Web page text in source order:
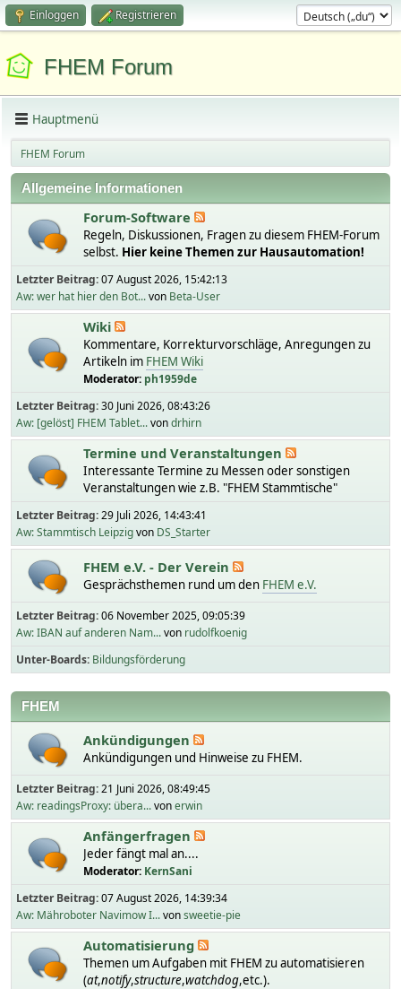
Einloggen Registrieren
FHEM Forum
Hauptmenü
FHEM Forum
Allgemeine Informationen
Forum-Software
Regeln, Diskussionen, Fragen zu diesem FHEM-Forum
selbst. Hier keine Themen zur Hausautomation!
Letzter Beitrag:07 August 2026, 15:42:13
Aw: wer hat hier den Bot...von Beta-User
Wiki
Kommentare, Korrekturvorschläge, Anregungen zu
Artikeln im FHEM Wiki
Moderator: ph1959de
Letzter Beitrag:30 Juni 2026, 08:43:26
Aw: [gelöst] FHEM Tablet...vondrhirn
Termine und Veranstaltungen
Interessante Termine zu Messen oder sonstigen
Veranstaltungen wie z.B. "FHEM Stammtische"
Letzter Beitrag:29 Juli 2026, 14:43:41
Aw: Stammtisch Leipzigvon DS_Starter
FHEM e.V. - Der Verein
Gesprächsthemen rund um den FHEM e.V.
Letzter Beitrag:06 November 2025, 09:05:39
Aw: IBAN auf anderen Nam...von rudolfkoenig
Unter-Boards Bildungsförderung
FHEM
Ankündigungen
Ankündigungen und Hinweise zu FHEM.
Letzter Beitrag:21 Juni 2026, 08:49:45
Aw: readingsProxy: übera...vonerwin
Anfängerfragen
Jeder fängt mal an....
Moderator: KernSani
Letzter Beitrag:07 August 2026, 14:39:34
Aw: Mähroboter Navimow I...vonsweetie-pie
Automatisierung
Themen um Aufgaben mit FHEM zu automatisieren
(at,notify,structure,watchdog,etc.).